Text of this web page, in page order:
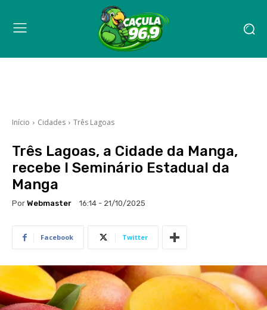
Início Cidades Três Lagoas
Três Lagoas, a Cidade da Manga,
recebe I Seminário Estadual da
Manga
Por Webmaster 16:14 - 21/10/2025
Facebook Twitter